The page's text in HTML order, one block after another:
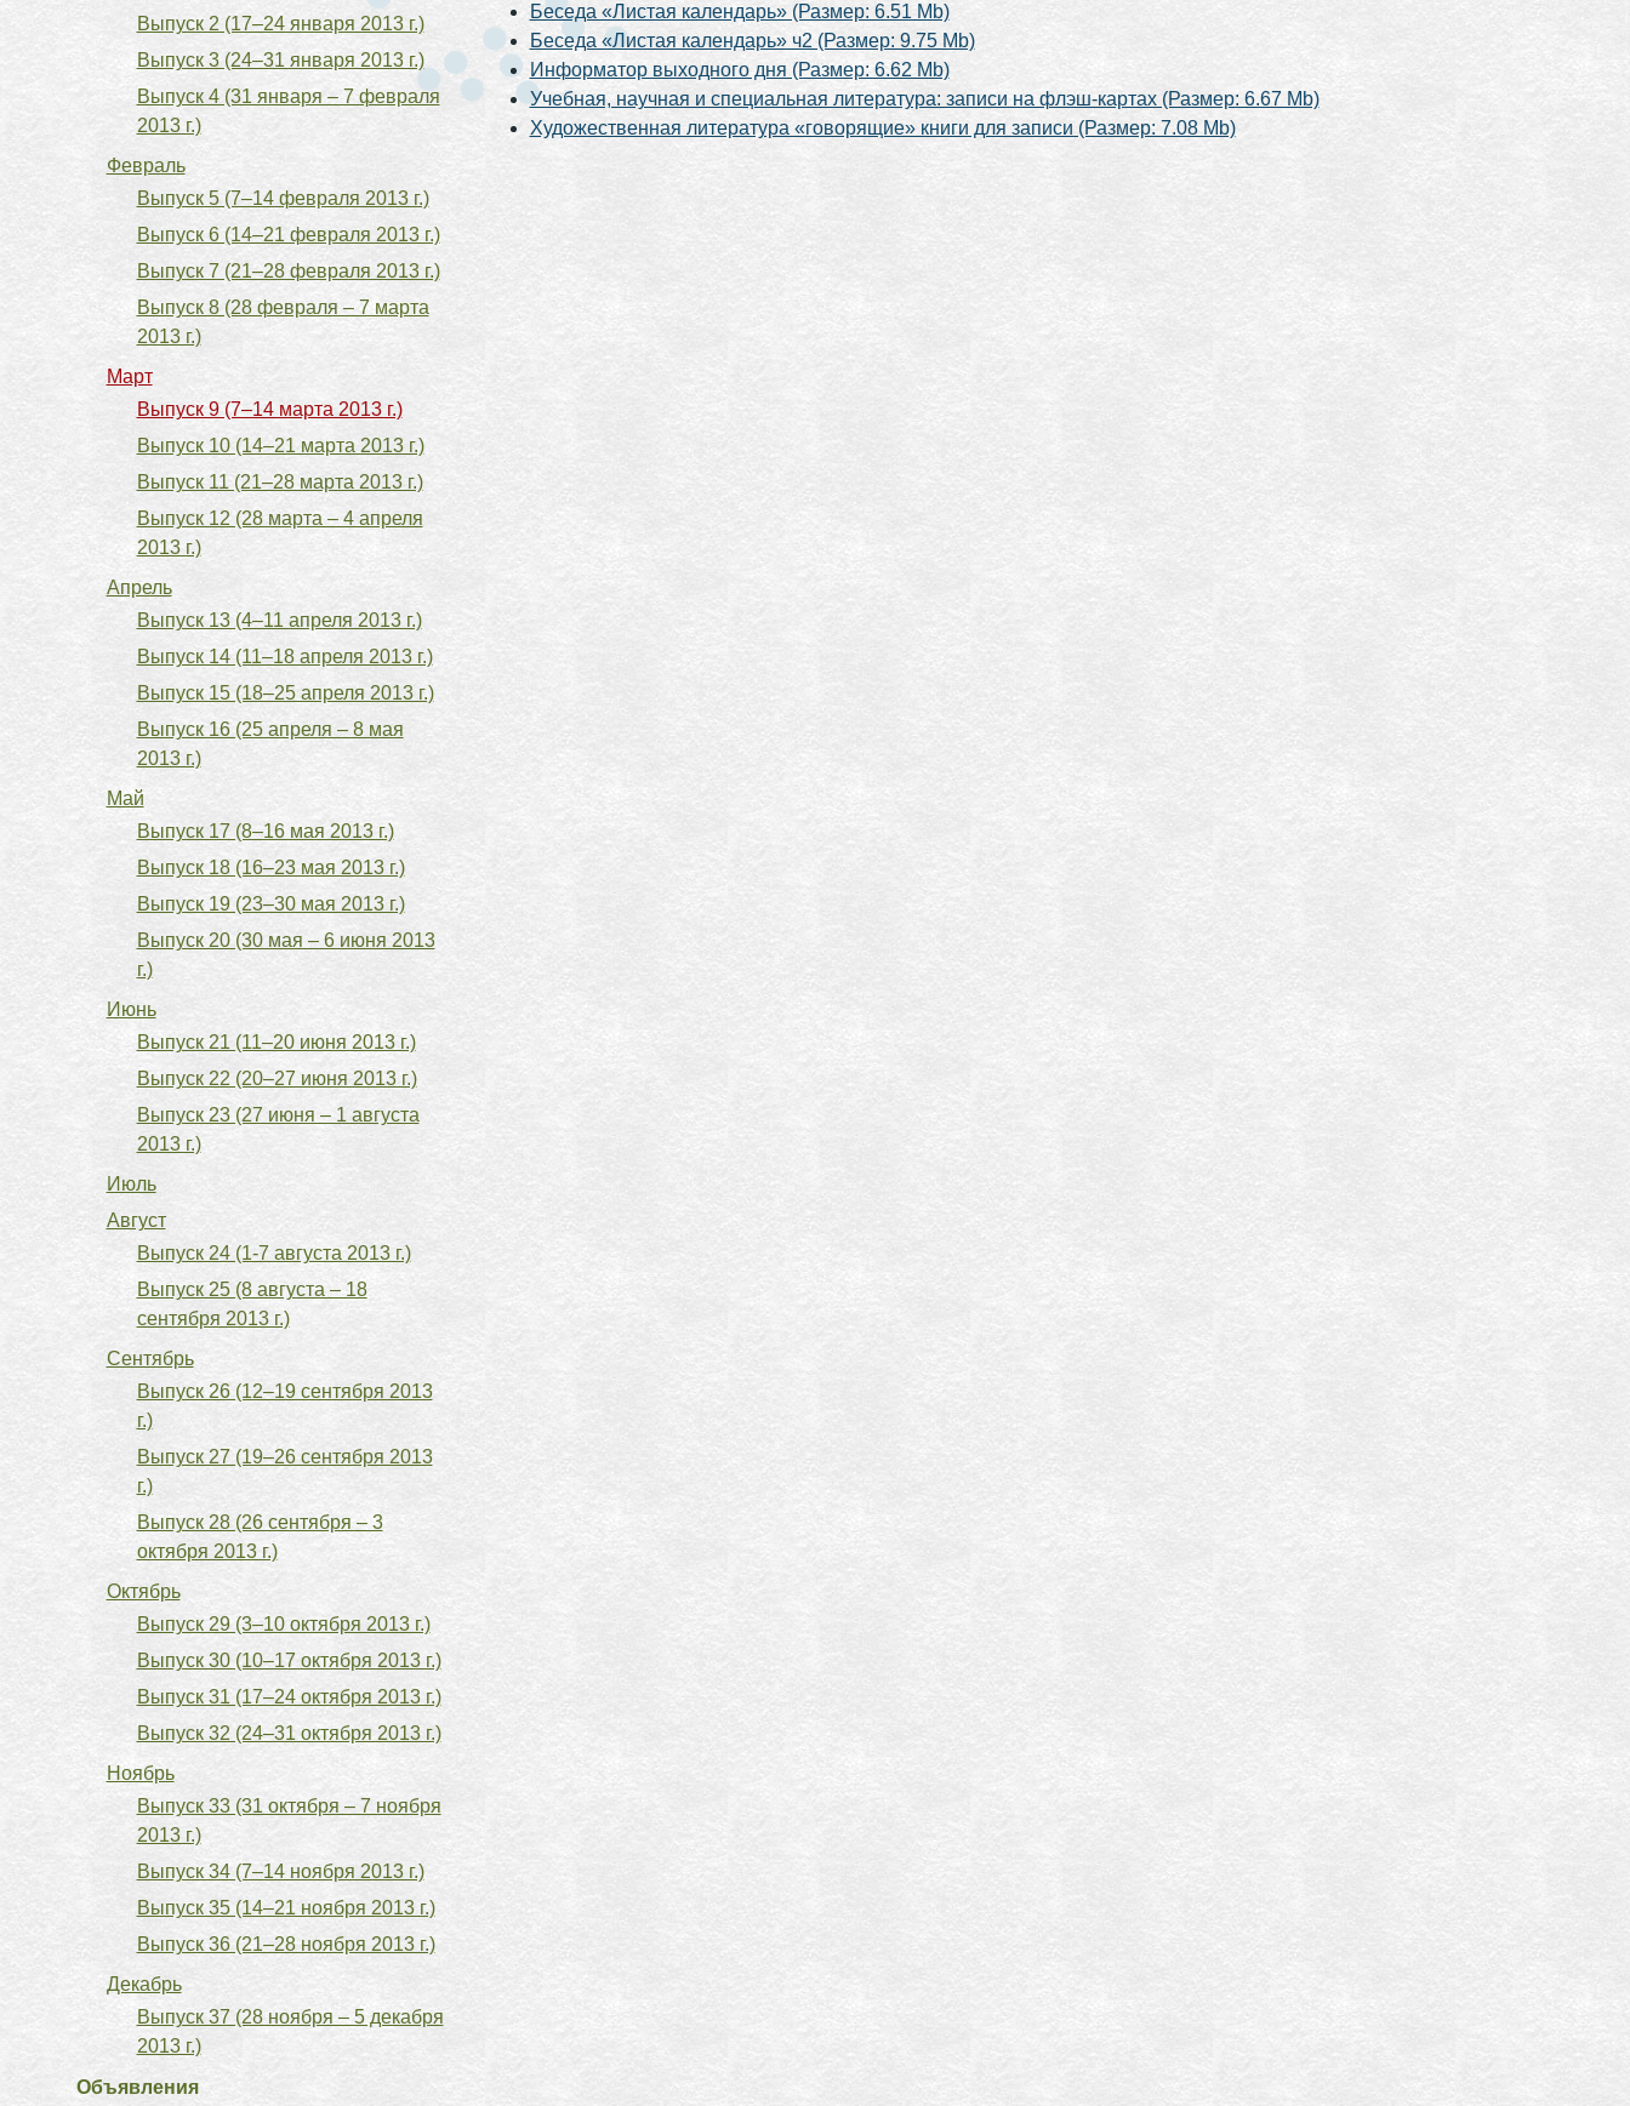
Беседа «Листая календарь» (Размер: 6.51 Mb)
Беседа «Листая календарь» ч2 (Размер: 9.75 Mb)
Информатор выходного дня (Размер: 6.62 Mb)
Учебная, научная и специальная литература: записи на флэш-картах (Размер: 6.67 Mb)
Художественная литература «говорящие» книги для записи (Размер: 7.08 Mb)
Выпуск 2 (17–24 января 2013 г.)
Выпуск 3 (24–31 января 2013 г.)
Выпуск 4 (31 января – 7 февраля
2013 г.)
Февраль
Выпуск 5 (7–14 февраля 2013 г.)
Выпуск 6 (14–21 февраля 2013 г.)
Выпуск 7 (21–28 февраля 2013 г.)
Выпуск 8 (28 февраля – 7 марта
2013 г.)
Март
Выпуск 9 (7–14 марта 2013 г.)
Выпуск 10 (14–21 марта 2013 г.)
Выпуск 11 (21–28 марта 2013 г.)
Выпуск 12 (28 марта – 4 апреля
2013 г.)
Апрель
Выпуск 13 (4–11 апреля 2013 г.)
Выпуск 14 (11–18 апреля 2013 г.)
Выпуск 15 (18–25 апреля 2013 г.)
Выпуск 16 (25 апреля – 8 мая
2013 г.)
Май
Выпуск 17 (8–16 мая 2013 г.)
Выпуск 18 (16–23 мая 2013 г.)
Выпуск 19 (23–30 мая 2013 г.)
Выпуск 20 (30 мая – 6 июня 2013
г.)
Июнь
Выпуск 21 (11–20 июня 2013 г.)
Выпуск 22 (20–27 июня 2013 г.)
Выпуск 23 (27 июня – 1 августа
2013 г.)
Июль
Август
Выпуск 24 (1-7 августа 2013 г.)
Выпуск 25 (8 августа – 18
сентября 2013 г.)
Сентябрь
Выпуск 26 (12–19 сентября 2013
г.)
Выпуск 27 (19–26 сентября 2013
г.)
Выпуск 28 (26 сентября – 3
октября 2013 г.)
Октябрь
Выпуск 29 (3–10 октября 2013 г.)
Выпуск 30 (10–17 октября 2013 г.)
Выпуск 31 (17–24 октября 2013 г.)
Выпуск 32 (24–31 октября 2013 г.)
Ноябрь
Выпуск 33 (31 октября – 7 ноября
2013 г.)
Выпуск 34 (7–14 ноября 2013 г.)
Выпуск 35 (14–21 ноября 2013 г.)
Выпуск 36 (21–28 ноября 2013 г.)
Декабрь
Выпуск 37 (28 ноября – 5 декабря
2013 г.)
Объявления